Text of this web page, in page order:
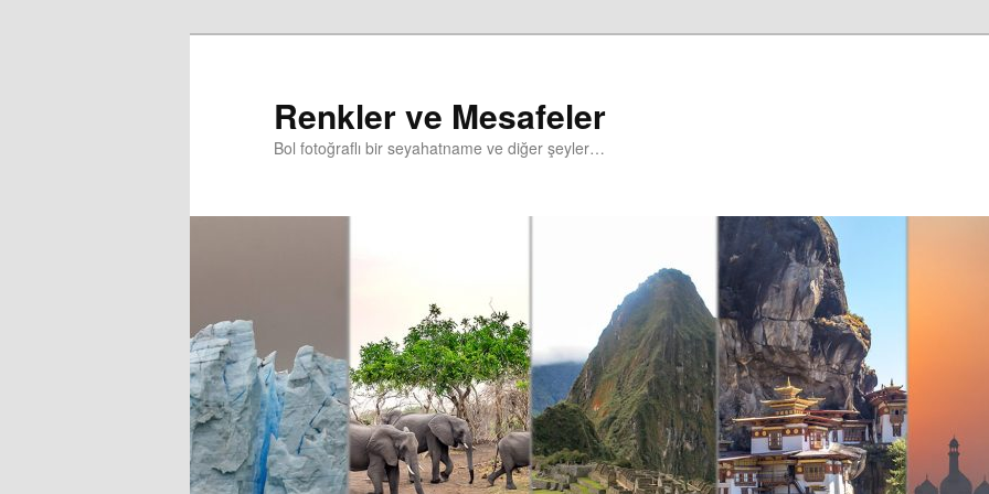
Renkler ve Mesafeler
Bol fotoğraflı bir seyahatname ve diğer şeyler…